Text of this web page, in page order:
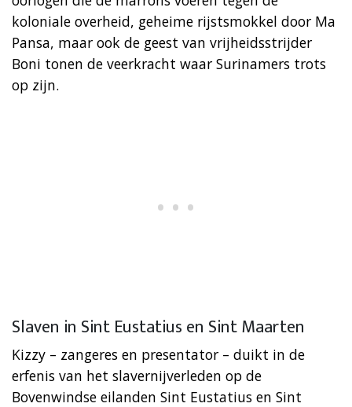
koloniale overheid, geheime rijstsmokkel door Ma
Pansa, maar ook de geest van vrijheidsstrijder
Boni tonen de veerkracht waar Surinamers trots
op zijn.
Slaven in Sint Eustatius en Sint Maarten
Kizzy – zangeres en presentator – duikt in de
erfenis van het slavernijverleden op de
Bovenwindse eilanden Sint Eustatius en Sint